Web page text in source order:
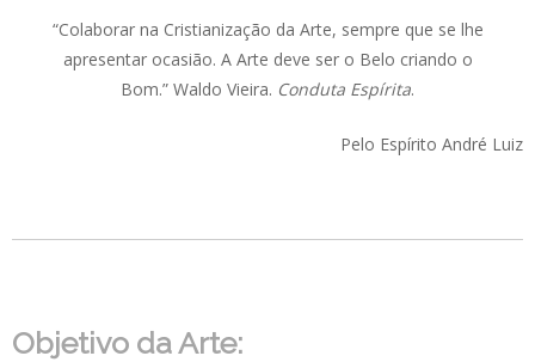
“Colaborar na Cristianização da Arte, sempre que se lhe
apresentar ocasião. A Arte deve ser o Belo criando o
Bom.” Waldo Vieira. Conduta Espírita.
Pelo Espírito André Luiz
Objetivo da Arte: